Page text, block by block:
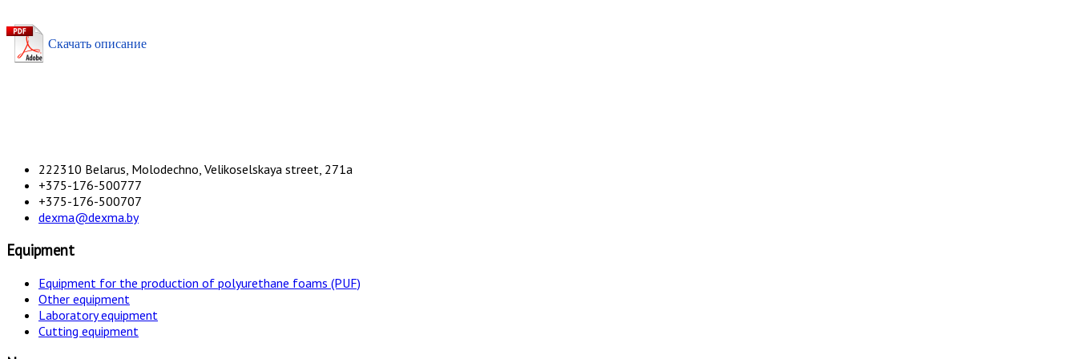
Скачать описание
222310 Belarus, Molodechno, Velikoselskaya street, 271а
+375-176-500777
+375-176-500707
dexma@dexma.by
Equipment
Equipment for the production of polyurethane foams (PUF)
Other equipment
Laboratory equipment
Cutting equipment